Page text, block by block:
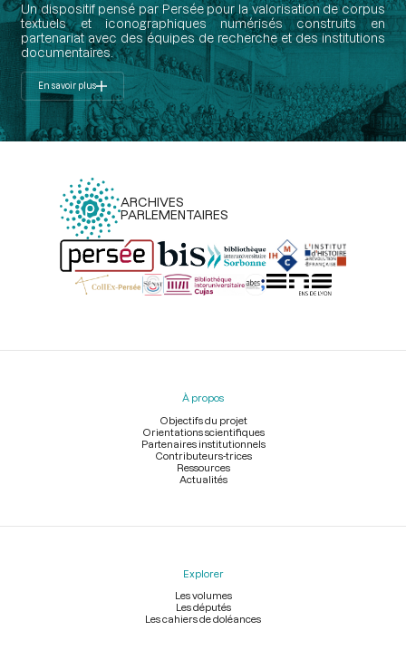
Un dispositif pensé par Persée pour la valorisation de corpus
textuels et iconographiques numérisés construits en
partenariat avec des équipes de recherche et des institutions
documentaires.
En savoir plus
ARCHIVES
PARLEMENTAIRES
Menu
À propos
Objectifs du projet
Orientations scientifiques
Partenaires institutionnels
Contributeurs-trices
Ressources
Actualités
Explorer
Les volumes
Les députés
Les cahiers de doléances